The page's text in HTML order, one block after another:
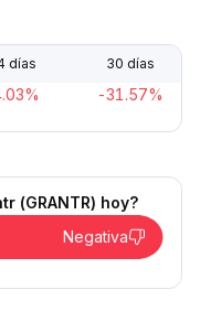
días 30 días
-31.57%
(GRANTR) hoy?
Negativa